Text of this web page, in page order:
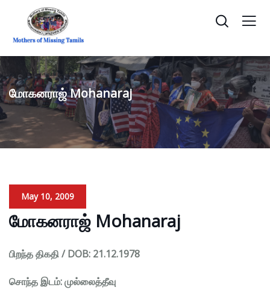
மோகனராஜ் Mohanaraj
May 10, 2009
மோகனராஜ் Mohanaraj
பிறந்த திகதி / DOB: 21.12.1978
சொந்த இடம்: முல்லைத்தீவு